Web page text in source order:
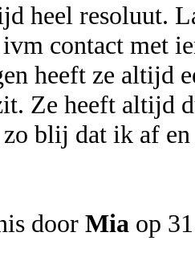
heel resoluut.
contact met
heeft ze altijd
Ze heeft altijd
blij dat ik af
door Mia op